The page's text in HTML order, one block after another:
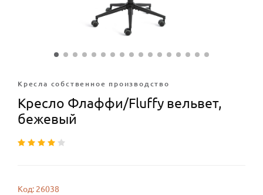
Кресла собственное производство
Кресло Флаффи/Fluffy вельвет,
бежевый
Код: 26038